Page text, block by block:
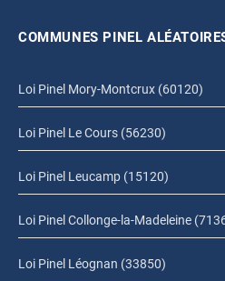
COMMUNES PINEL
Loi Pinel Mory-Montcrux (60120)
Loi Pinel Le Cours (56230)
Loi Pinel Leucamp (15120)
Loi Pinel Collonge-la-Madeleine
Loi Pinel Léognan (33850)